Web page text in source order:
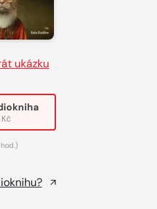
ukázku